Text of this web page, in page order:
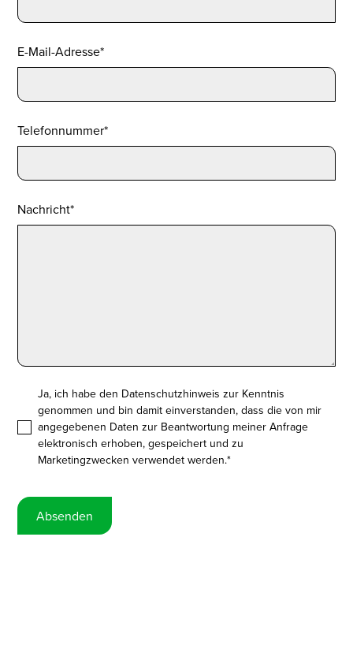
E-Mail-Adresse*
Telefonnummer*
Nachricht*
Ja, ich habe den Datenschutzhinweis zur Kenntnis
genommen und bin damit einverstanden, dass die von mir
angegebenen Daten zur Beantwortung meiner Anfrage
elektronisch erhoben, gespeichert und zu
Marketingzwecken verwendet werden.*